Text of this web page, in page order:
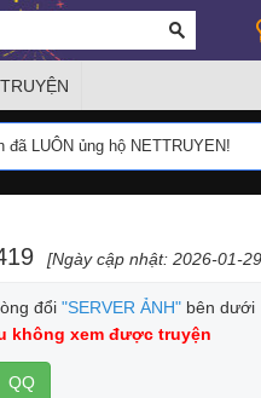
LUÔN ủng hộ NETTRUYEN!
[Ngày cập nhật: 2026-01-
đổi "SERVER ẢNH" bên dưới
không xem được truyện
QQ